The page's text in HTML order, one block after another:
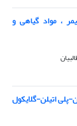
، مواد گیاهی و
پلی اتیلن-گلایکول